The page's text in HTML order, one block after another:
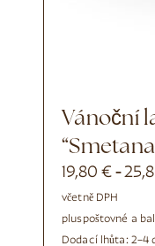
Vánoční lanýžová tyčinka
19,80€ -
včetně DPH
pluspoštovné a
Dodací lhůta: 2–4